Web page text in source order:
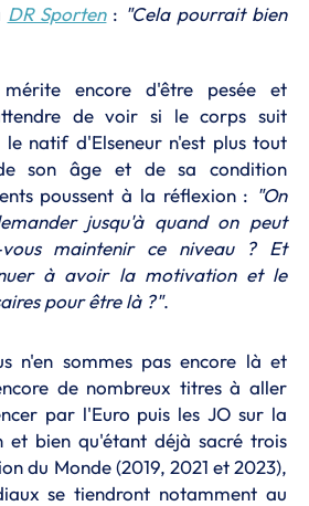
DR Sporten: "Cela pourrait bien
encore d'être pesée et
de voir si le corps suit
natif d'Elseneur n'est plus tout
son âge et de sa condition
poussent à la réflexion : "On
jusqu'à quand on peut
vous maintenir ce niveau ? Et
à avoir la motivation et le
pour être là ?".
n'en sommes pas encore là et
de nombreux titres à aller
par l'Euro puis les JO sur la
et bien qu'étant déjà sacré trois
du Monde (2019, 2021 et 2023),
se tiendront notamment au